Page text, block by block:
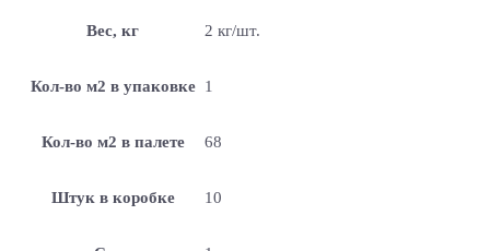
Вес, кг 2 кг/шт.
Кол-во м2 в упаковке 1
Кол-во м2 в палете 68
Штук в коробке 10